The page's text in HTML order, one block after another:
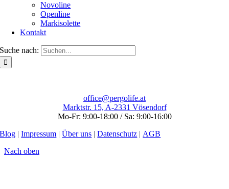
Novoline
Openline
Markisolette
Kontakt
Suche nach:
office@pergolife.at
Marktstr. 15, A-2331 Vösendorf
Mo-Fr: 9:00-18:00 / Sa: 9:00-16:00
Blog | Impressum | Über uns | Datenschutz | AGB
Nach oben